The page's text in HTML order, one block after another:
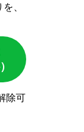
、
除可